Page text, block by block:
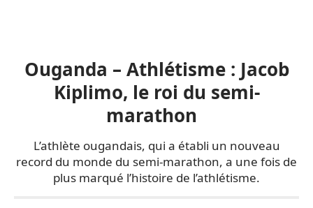
Ouganda – Athlétisme : Jacob
Kiplimo, le roi du semi-
marathon
L’athlète ougandais, qui a établi un nouveau
record du monde du semi-marathon, a une fois de
plus marqué l’histoire de l’athlétisme.